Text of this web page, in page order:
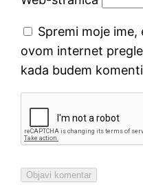
Spremi moje
ovom internet
kada budem